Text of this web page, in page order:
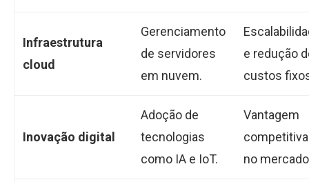
Infraestrutura
cloud
Gerenciamento
de servidores
em nuvem.
e redução
custos
Inovação digital
Adoção de
tecnologias
como IA e IoT.
Vantagem
competitiva
no